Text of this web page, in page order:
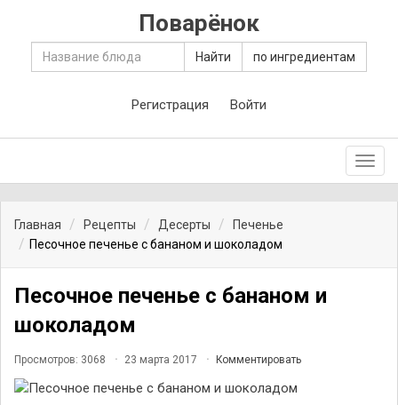
Поварёнок
Найти по ингредиентам
Регистрация Войти
Главная Рецепты Десерты
Печенье
Песочное печенье с бананом и шоколадом
Песочное печенье с бананом и
шоколадом
Просмотров: 3068 23 марта 2017 Комментировать